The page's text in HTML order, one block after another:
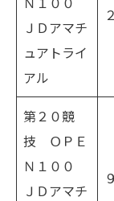
ＪＤアマチ
ュアトライ
アル
第２０競
技 ＯＰＥ
Ｎ１００
ＪＤアマチ